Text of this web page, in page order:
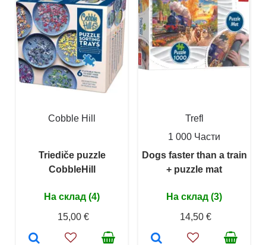
Cobble Hill
Triediče puzzle
CobbleHill
На склад (4)
15,00 €
Trefl
1 000 Части
Dogs faster than a train
+ puzzle mat
На склад (3)
14,50 €